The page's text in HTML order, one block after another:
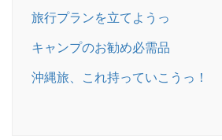
旅行プランを立てようっ
キャンプのお勧め必需品
沖縄旅、これ持っていこうっ！